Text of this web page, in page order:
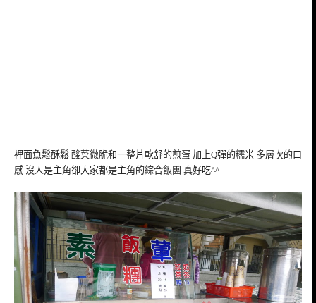
裡面魚鬆酥鬆 酸菜微脆和一整片軟舒的煎蛋 加上Q彈的糯米 多層次的口
感 沒人是主角卻大家都是主角的綜合飯團 真好吃^^